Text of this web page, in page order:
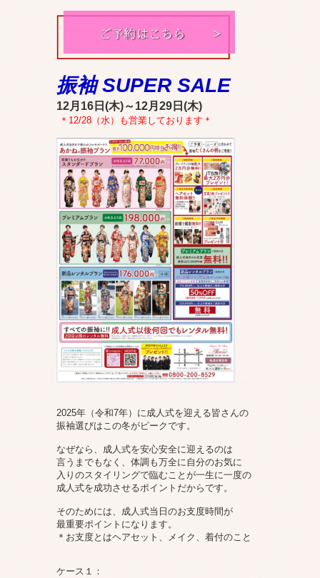
振袖 SUPER SALE
12月16日(木)～12月29日(木)
＊12/28（水）も営業しております＊
2025年（令和7年）に成人式を迎える皆さんの
振袖選びはこの冬がピークです。
なぜなら、成人式を安心安全に迎えるのは
言うまでもなく、体調も万全に自分のお気に
入りのスタイリングで臨むことが一生に一度の
成人式を成功させるポイントだからです。
そのためには、成人式当日のお支度時間が
最重要ポイントになります。
＊お支度とはヘアセット、メイク、着付のこと
ケース１：